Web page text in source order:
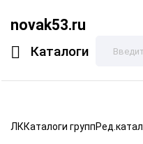
novak53.ru
Каталоги
ЛККаталоги групп